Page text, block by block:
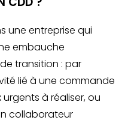
une entreprise qui
embauche
transition : par
lié à une commande
à réaliser, ou
collaborateur